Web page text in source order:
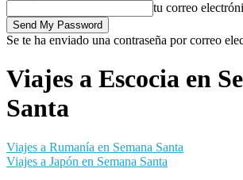
tu correo
Se te ha enviado una contraseña por correo
Viajes a Escocia en
Santa
Viajes a Rumanía en Semana Santa
Viajes a Japón en Semana Santa